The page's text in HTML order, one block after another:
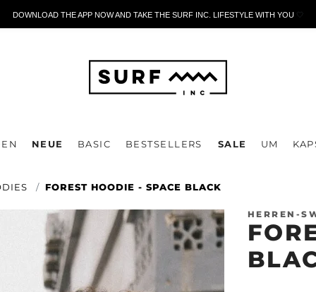
DOWNLOAD THE APP NOW AND TAKE THE SURF INC. LIFESTYLE WITH YOU🤍
NEUE BASIC BESTSELLERS SALE UM
FOREST HOODIE - SPACE BLACK
HERREN-